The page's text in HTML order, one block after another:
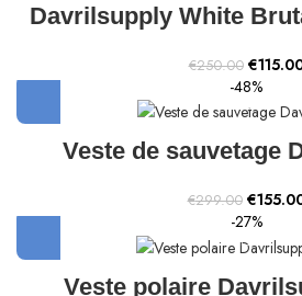
Davrilsupply White
€250.00 Original
price
was:
€
-48%
Veste de sauvetage
€299.00 Original
price
was:
€
-27%
Veste polaire